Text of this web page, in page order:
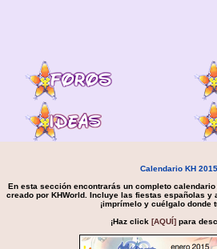
Calendario KH 2015
En esta sección encontrarás un completo
creado por KHWorld. Incluye las fiestas españolas y
¡imprímelo y cuélgalo donde
¡Haz click [AQUÍ]para